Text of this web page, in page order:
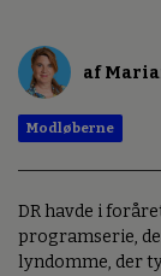
af
Modløberne
DR havde i
programserie,
lyndomme, der